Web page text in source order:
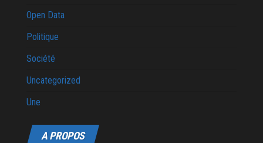
Open Data
Politique
Société
Uncategorized
Une
A PROPOS